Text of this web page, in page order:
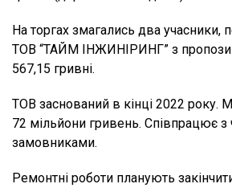
На торгах змагались два учасники,
ТОВ “ТАЙМ ІНЖИНІРИНГ” з
567,15 гривні.
ТОВ заснований в кінці 2022 року.
72 мільйони гривень. Співпрацює з
замовниками.
Ремонтні роботи планують